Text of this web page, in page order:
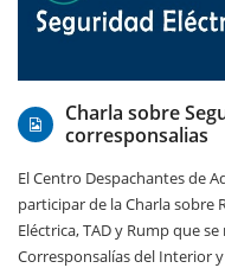
Charla sobre
corresponsalias
El Centro Despachantes de
participar de la Charla sobre
Eléctrica, TAD y Rump que
Corresponsalías del Interior